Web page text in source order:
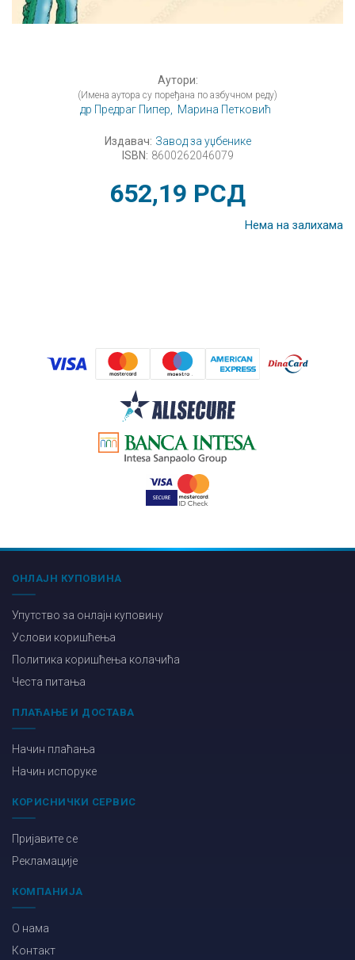
Аутори:
(Имена аутора су поређана по азбучном реду)
др Предраг Пипер, Марина Петковић
Издавач: Завод за уџбенике
ISBN: 8600262046079
652,19 РСД
Нема на залихама
ОНЛАЈН КУПОВИНА
Упутство за онлајн куповину
Услови коришћења
Политика коришћења колачића
Честа питања
ПЛАЋАЊЕ И ДОСТАВА
Начин плаћања
Начин испоруке
КОРИСНИЧКИ СЕРВИС
Пријавите се
Рекламације
КОМПАНИЈА
О нама
Контакт